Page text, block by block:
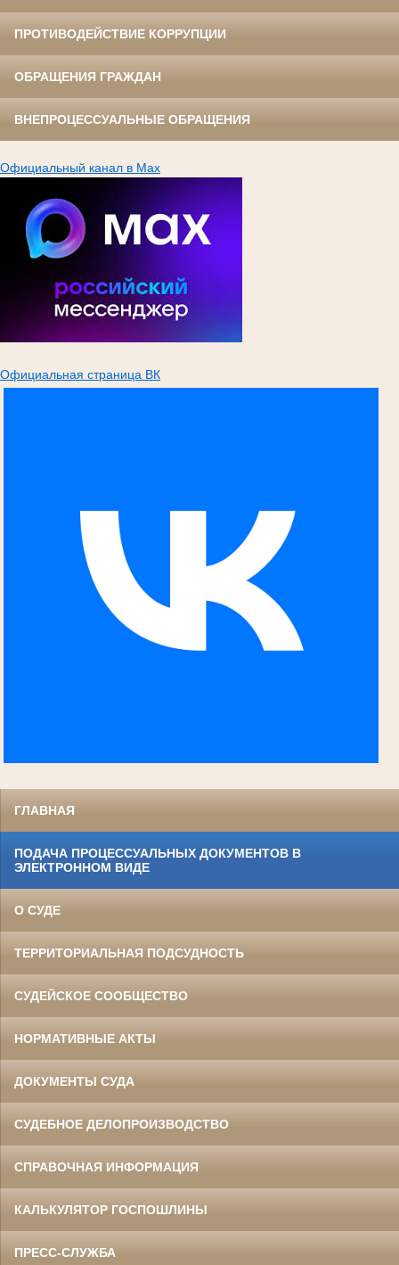
ПРОТИВОДЕЙСТВИЕ КОРРУПЦИИ
ОБРАЩЕНИЯ ГРАЖДАН
ВНЕПРОЦЕССУАЛЬНЫЕ ОБРАЩЕНИЯ
Официальный канал в Max
Официальная страница ВК
ГЛАВНАЯ
ПОДАЧА ПРОЦЕССУАЛЬНЫХ ДОКУМЕНТОВ В
ЭЛЕКТРОННОМ ВИДЕ
О СУДЕ
ТЕРРИТОРИАЛЬНАЯ ПОДСУДНОСТЬ
СУДЕЙСКОЕ СООБЩЕСТВО
НОРМАТИВНЫЕ АКТЫ
ДОКУМЕНТЫ СУДА
СУДЕБНОЕ ДЕЛОПРОИЗВОДСТВО
СПРАВОЧНАЯ ИНФОРМАЦИЯ
КАЛЬКУЛЯТОР ГОСПОШЛИНЫ
ПРЕСС-СЛУЖБА